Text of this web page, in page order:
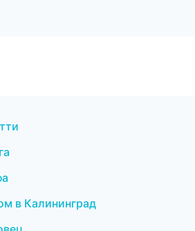
в Калининград